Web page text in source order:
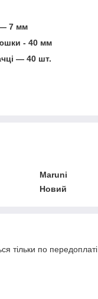
— 7 мм
- 40 мм
— 40 шт.
Maruni
Новий
тільки по передоплаті.